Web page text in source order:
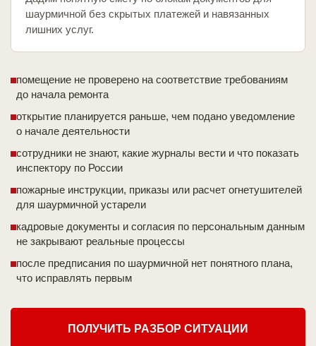
шаурмичной без скрытых платежей и навязанных
лишних услуг.
помещение не проверено на соответствие требованиям
до начала ремонта
открытие планируется раньше, чем подано уведомление
о начале деятельности
сотрудники не знают, какие журналы вести и что показать
инспектору по России
пожарные инструкции, приказы или расчет огнетушителей
для шаурмичной устарели
кадровые документы и согласия по персональным данным
не закрывают реальные процессы
после предписания по шаурмичной нет понятного плана,
что исправлять первым
ПОЛУЧИТЬ РАЗБОР СИТУАЦИИ